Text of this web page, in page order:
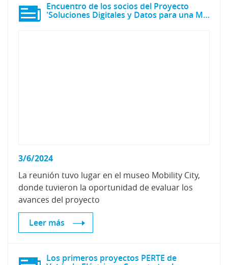
Encuentro de los socios del Proyecto
'Soluciones Digitales y Datos para una Movilidad Avanzada'
3/6/2024
La reunión tuvo lugar en el museo Mobility City,
donde tuvieron la oportunidad de evaluar los
avances del proyecto
Leer más
Los primeros proyectos PERTE de